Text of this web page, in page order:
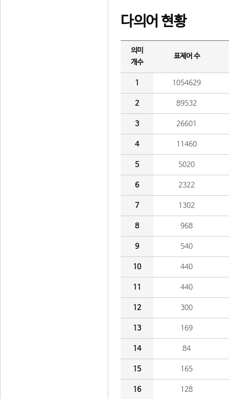
다의어 현황
의미
개수
표제어 수
1 1054629
2 89532
3 26601
4 11460
5 5020
6 2322
7 1302
8 968
9 540
10 440
11 440
12 300
13 169
14 84
15 165
16 128